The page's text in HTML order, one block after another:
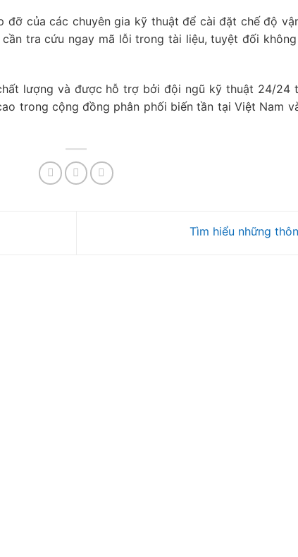
đỡ của các chuyên gia kỹ thuật để cài đặt chế độ
tra cứu ngay mã lỗi trong tài liệu, tuyệt đối
lượng và được hỗ trợ bởi đội ngũ kỹ thuật 24/24
trong cộng đồng phân phối biến tần tại Việt Nam
Tìm hiểu những